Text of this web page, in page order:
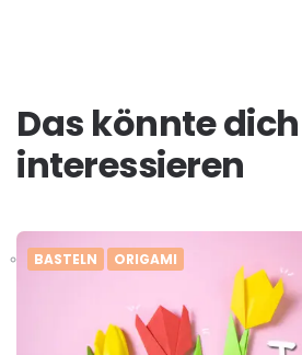
Das könnte
interessieren
BASTELN ORIGAMI